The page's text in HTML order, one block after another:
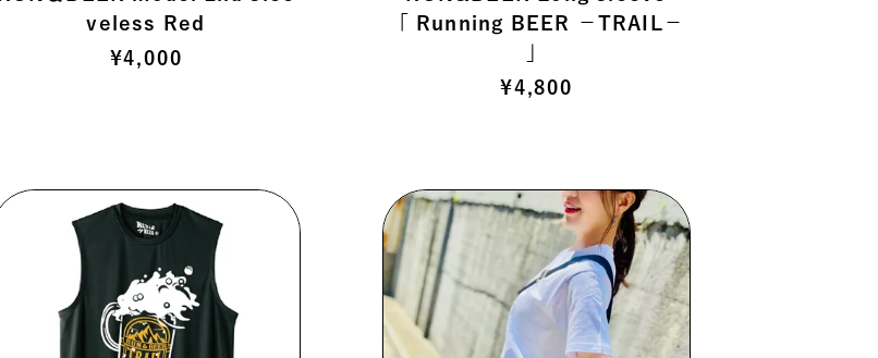
veless Red
¥4,000
「 Running BEER －TRAIL－
¥4,800